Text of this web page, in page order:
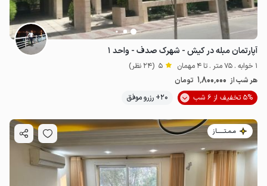
آپارتمان مبله در کیش - شهرک صدف - واحد ۱
1 خوابه . 75 متر . تا 4 مهمان 5 (24 نظر)
هر شب از 1٬800٬000 تومان
5% تخفیف از 6 شب
20+ رزرو موفق
مـمـتــــــاز